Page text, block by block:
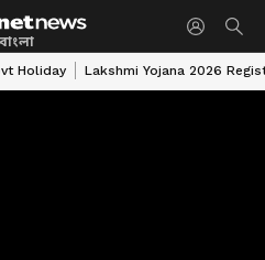
বাংলা
Holiday Lakshmi Yojana 2026